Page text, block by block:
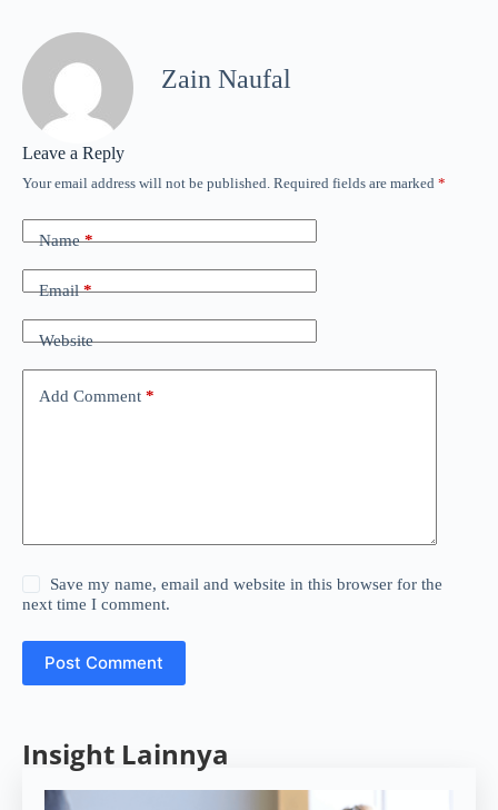
Zain Naufal
Leave a Reply
Your email address will not be published. Required fields are marked *
Name*
Email*
Website
Add Comment *
Save my name, email and website in this browser for the
next time I comment.
Post Comment
Insight Lainnya